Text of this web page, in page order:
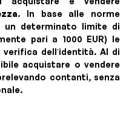
. In base alle norme
determinato limite di
pari a 1000 EUR) le
dell’identità. Al di
acquistare o vendere
contanti, senza